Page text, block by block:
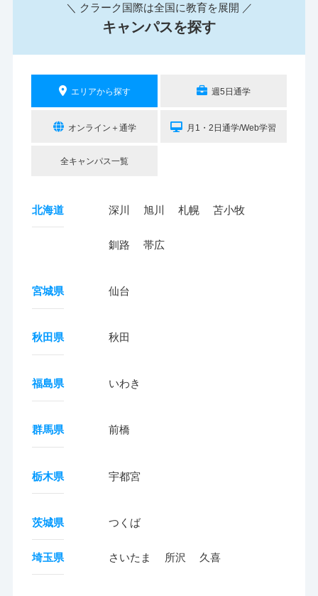
＼ クラーク国際は全国に教育を展開 ／
キャンパスを探す
エリアから探す 週5日通学
オンライン＋通学 月1・2日通学/Web学習
全キャンパス一覧
北海道 深川 旭川 札幌 苫小牧
釧路 帯広
宮城県 仙台
秋田県 秋田
福島県 いわき
群馬県 前橋
栃木県 宇都宮
茨城県 つくば
埼玉県 さいたま 所沢 久喜